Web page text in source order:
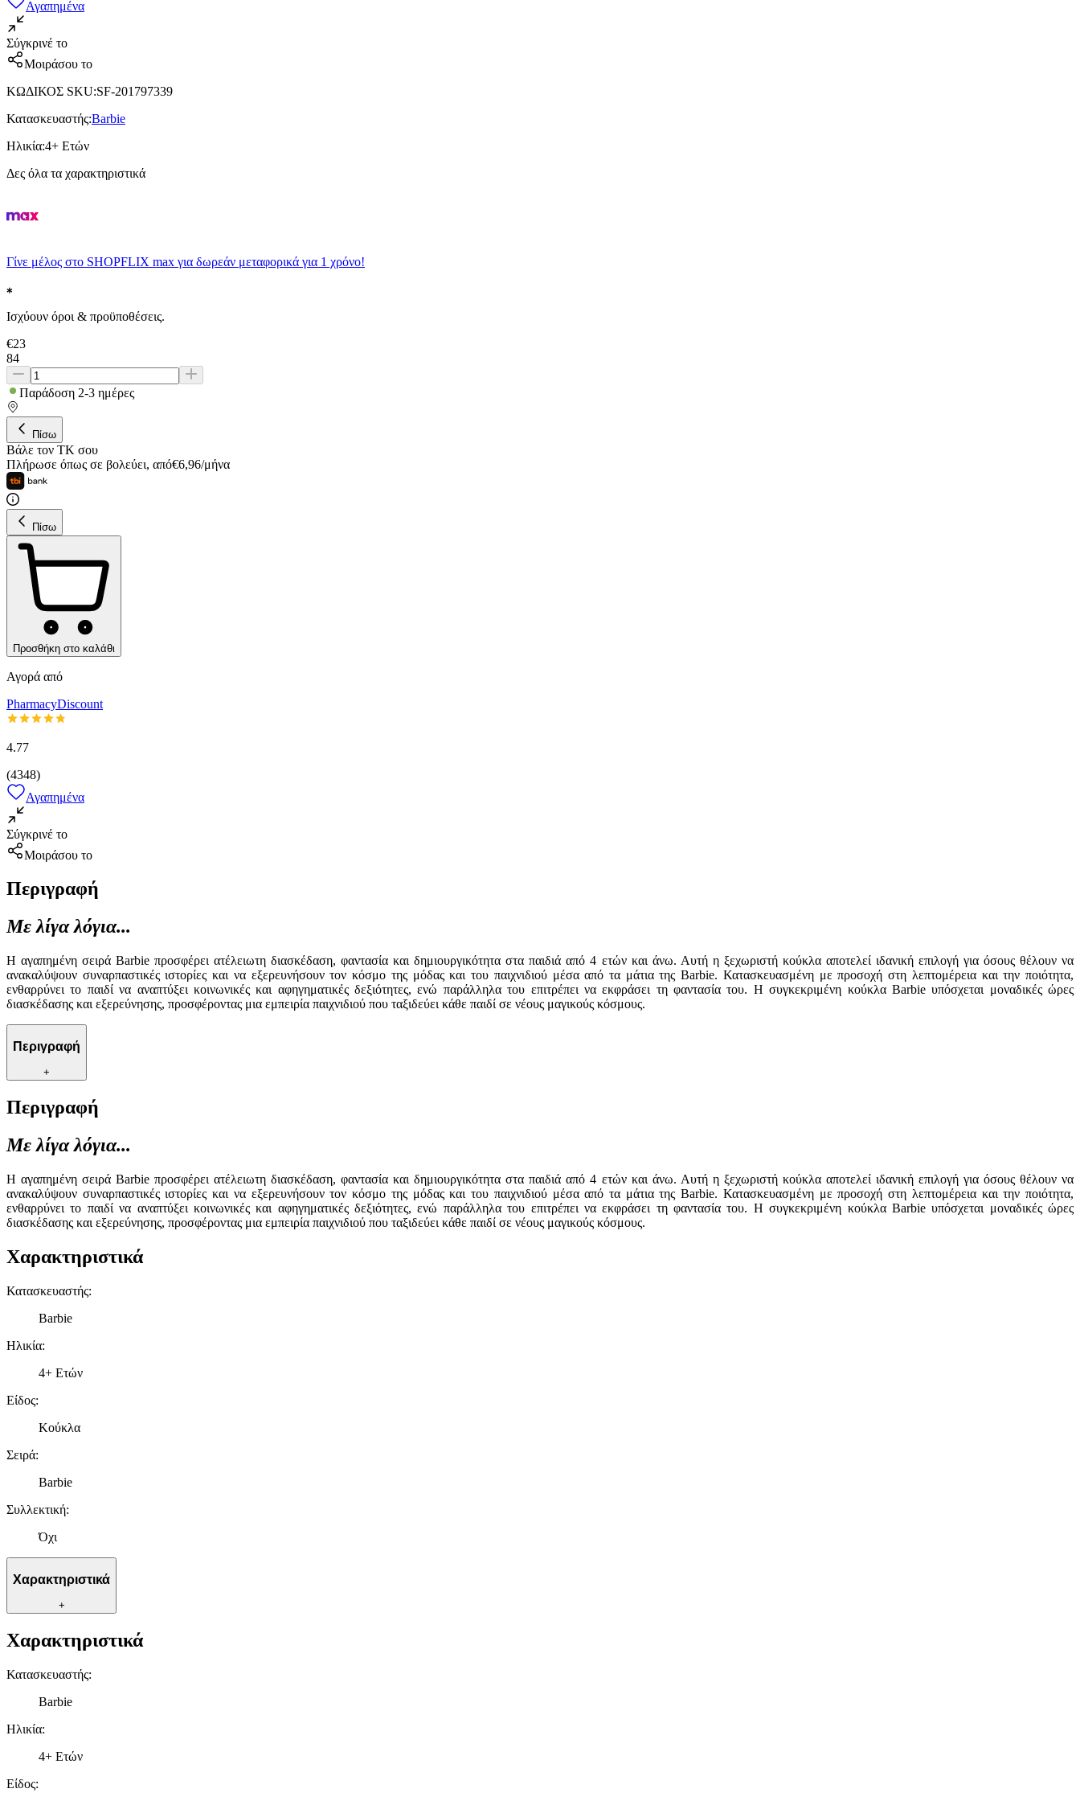
Αγαπημένα
Σύγκρινέ το
Μοιράσου το
ΚΩΔΙΚΟΣ SKU:SF-201797339
Κατασκευαστής:Barbie
Ηλικία:4+ Ετών
Δες όλα τα χαρακτηριστικά
Γίνε μέλος στο SHOPFLIX max για δωρεάν μεταφορικά για 1 χρόνο!
Ισχύουν όροι & προϋποθέσεις.
€23
84
Παράδοση 2-3 ημέρες
Πίσω
Βάλε τον ΤΚ σου
Πλήρωσε όπως σε βολεύει, από€6,96/μήνα
Πίσω
Προσθήκη στο καλάθι
Αγορά από
PharmacyDiscount
4.77
(4348)
Αγαπημένα
Σύγκρινέ το
Μοιράσου το
Περιγραφή
Με λίγα λόγια...
Η αγαπημένη σειρά Barbie προσφέρει ατέλειωτη διασκέδαση, φαντασία και δημιουργικότητα στα παιδιά από 4 ετών και άνω. Αυτή η ξεχωριστή κούκλα αποτελεί ιδανική επιλογή για όσους θέλουν να
ανακαλύψουν συναρπαστικές ιστορίες και να εξερευνήσουν τον κόσμο της μόδας και του παιχνιδιού μέσα από τα μάτια της Barbie. Κατασκευασμένη με προσοχή στη λεπτομέρεια και την ποιότητα,
ενθαρρύνει το παιδί να αναπτύξει κοινωνικές και αφηγηματικές δεξιότητες, ενώ παράλληλα του επιτρέπει να εκφράσει τη φαντασία του. Η συγκεκριμένη κούκλα Barbie υπόσχεται μοναδικές ώρες
διασκέδασης και εξερεύνησης, προσφέροντας μια εμπειρία παιχνιδιού που ταξιδεύει κάθε παιδί σε νέους μαγικούς κόσμους.
Περιγραφή
+
Περιγραφή
Με λίγα λόγια...
Η αγαπημένη σειρά Barbie προσφέρει ατέλειωτη διασκέδαση, φαντασία και δημιουργικότητα στα παιδιά από 4 ετών και άνω. Αυτή η ξεχωριστή κούκλα αποτελεί ιδανική επιλογή για όσους θέλουν να
ανακαλύψουν συναρπαστικές ιστορίες και να εξερευνήσουν τον κόσμο της μόδας και του παιχνιδιού μέσα από τα μάτια της Barbie. Κατασκευασμένη με προσοχή στη λεπτομέρεια και την ποιότητα,
ενθαρρύνει το παιδί να αναπτύξει κοινωνικές και αφηγηματικές δεξιότητες, ενώ παράλληλα του επιτρέπει να εκφράσει τη φαντασία του. Η συγκεκριμένη κούκλα Barbie υπόσχεται μοναδικές ώρες
διασκέδασης και εξερεύνησης, προσφέροντας μια εμπειρία παιχνιδιού που ταξιδεύει κάθε παιδί σε νέους μαγικούς κόσμους.
Χαρακτηριστικά
Κατασκευαστής:
Barbie
Ηλικία:
4+ Ετών
Είδος:
Κούκλα
Σειρά:
Barbie
Συλλεκτική:
Όχι
Χαρακτηριστικά
+
Χαρακτηριστικά
Κατασκευαστής:
Barbie
Ηλικία:
4+ Ετών
Είδος: